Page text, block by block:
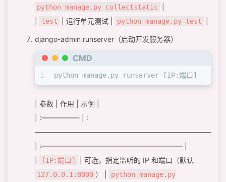
python manage.py collectstatic
test | 运行单元测试 | python manage.py test
django-admin runserver（启动开发服务器）
CMD
1 python manage.py runserver [IP:端口]
| 参数 | 作用 | 示例 |
| :—————- | :
—————————————————————————
| :———————————————————— |
[IP:端口] | 可选，指定监听的 IP 和端口（默认
127.0.0.1:8000 ） |
python manage.py